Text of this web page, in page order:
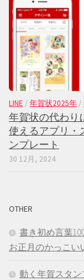
LINE / 年賀状2025年 /
年賀状の代わり
使えるアプリ・
ンプレート
30 12月, 2024
OTHER
書き初め言葉
お正月のかっこい
動く年賀スタン